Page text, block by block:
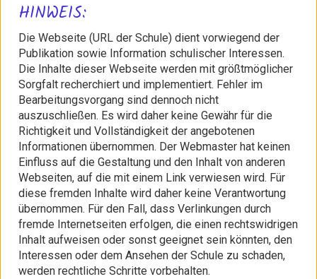
HINWEIS:
Die Webseite (URL der Schule) dient vorwiegend der
Publikation sowie Information schulischer Interessen.
Die Inhalte dieser Webseite werden mit größtmöglicher
Sorgfalt recherchiert und implementiert. Fehler im
Bearbeitungsvorgang sind dennoch nicht
auszuschließen. Es wird daher keine Gewähr für die
Richtigkeit und Vollständigkeit der angebotenen
Informationen übernommen. Der Webmaster hat keinen
Einfluss auf die Gestaltung und den Inhalt von anderen
Webseiten, auf die mit einem Link verwiesen wird. Für
diese fremden Inhalte wird daher keine Verantwortung
übernommen. Für den Fall, dass Verlinkungen durch
fremde Internetseiten erfolgen, die einen rechtswidrigen
Inhalt aufweisen oder sonst geeignet sein könnten, den
Interessen oder dem Ansehen der Schule zu schaden,
werden rechtliche Schritte vorbehalten.